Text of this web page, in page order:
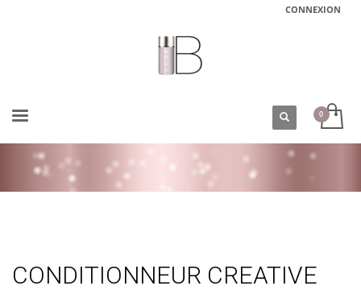
CONNEXION
CONDITIONNEUR CREATIVE